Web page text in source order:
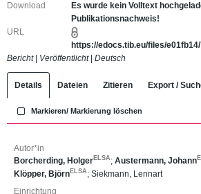
Download
Es wurde kein Volltext
Publikationsnachweis!
URL
https://edocs.tib.eu/files/
Bericht| Veröffentlicht| Deutsch
Details Dateien Zitieren Export /
Markieren/ Markierung löschen
Autor*in
Borcherding, Holger ELSA ; Austermann, Johann
Klöpper, Björn ELSA ; Siekmann, Lennart
Einrichtung